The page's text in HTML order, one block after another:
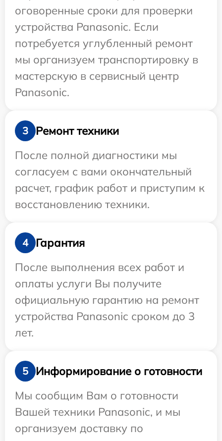
оговоренные сроки для проверки
устройства Panasonic. Если
потребуется углубленный ремонт
мы организуем транспортировку в
мастерскую в сервисный центр
Panasonic.
3
Ремонт техники
После полной диагностики мы
согласуем с вами окончательный
расчет, график работ и приступим к
восстановлению техники.
4
Гарантия
После выполнения всех работ и
оплаты услуги Вы получите
официальную гарантию на ремонт
устройства Panasonic сроком до 3
лет.
5
Информирование о готовности
Мы сообщим Вам о готовности
Вашей техники Panasonic, и мы
организуем доставку по